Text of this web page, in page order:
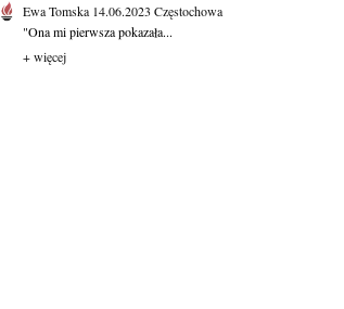
Ewa Tomska 14.06.2023 Częstochowa
"Ona mi pierw­sza po­ka­za­ła...
+ więcej